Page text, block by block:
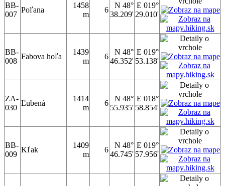
BB-
007
Poľana
1458
m
6
N 48°
38.209'
E 019°
29.010'
BB-
008
Fabova hoľa
1439
m
6
N 48°
46.352'
E 019°
53.138'
ZA-
030
Ľubená
1414
m
6
N 48°
55.935'
E 018°
58.854'
BB-
009
Kľak
1409
m
6
N 48°
46.745'
E 019°
57.956'